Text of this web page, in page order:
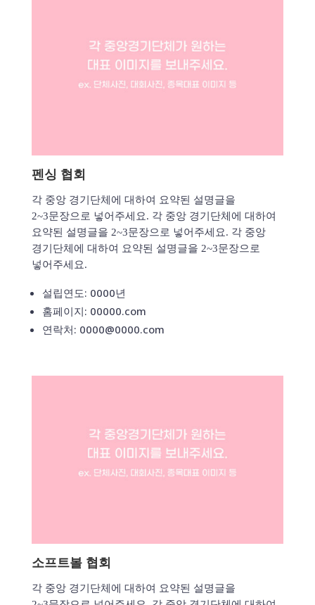
펜싱 협회
각 중앙 경기단체에 대하여 요약된 설명글을
2~3문장으로 넣어주세요. 각 중앙 경기단체에 대하여
요약된 설명글을 2~3문장으로 넣어주세요. 각 중앙
경기단체에 대하여 요약된 설명글을 2~3문장으로
넣어주세요.
설립연도: 0000년
홈페이지: 00000.com
연락처: 0000@0000.com
소프트볼 협회
각 중앙 경기단체에 대하여 요약된 설명글을